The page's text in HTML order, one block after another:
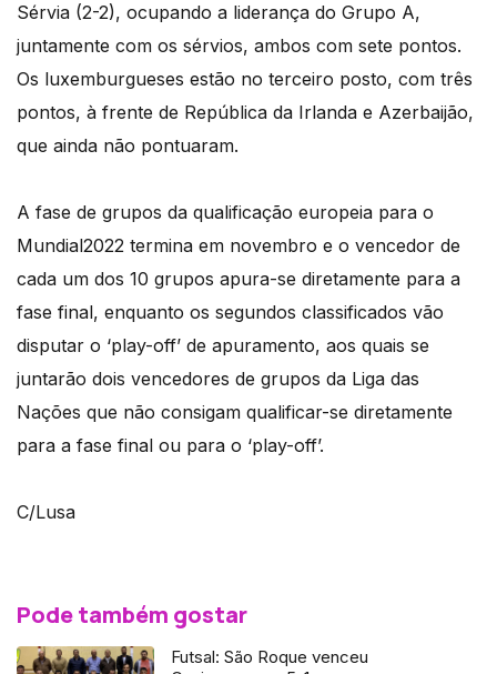
Sérvia (2-2), ocupando a liderança do Grupo A,
juntamente com os sérvios, ambos com sete pontos.
Os luxemburgueses estão no terceiro posto, com três
pontos, à frente de República da Irlanda e Azerbaijão,
que ainda não pontuaram.
A fase de grupos da qualificação europeia para o
Mundial2022 termina em novembro e o vencedor de
cada um dos 10 grupos apura-se diretamente para a
fase final, enquanto os segundos classificados vão
disputar o ‘play-off’ de apuramento, aos quais se
juntarão dois vencedores de grupos da Liga das
Nações que não consigam qualificar-se diretamente
para a fase final ou para o ‘play-off’.
C/Lusa
Pode também gostar
Futsal: São Roque venceu